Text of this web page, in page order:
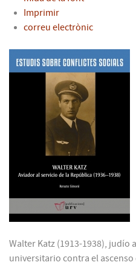
Imprimir
correu electrònic
Walter Katz (1913-1938),
universitario contra el